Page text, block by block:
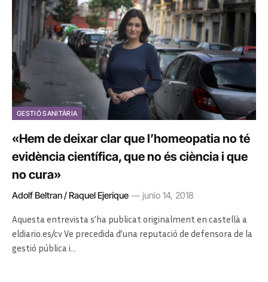
GESTIÓ SANITÀRIA
«Hem de deixar clar que l’homeopatia no té
evidència científica, que no és ciència i que
no cura»
Adolf Beltran / Raquel Ejerique junio 14, 2018
Aquesta entrevista s’ha publicat originalment en castellà a
eldiario.es/cv Ve precedida d’una reputació de defensora de la
gestió pública i…